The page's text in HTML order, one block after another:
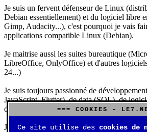
Je suis un fervent défenseur de Linux
Debian essentiellement) et du logiciel libre
Gimp, Audacity...), c'est pourquoi je vais
applications compatible Linux (Debian).
Je maitrise aussi les suites bureautique
LibreOffice, OnlyOffice) et d'autres
24...)
Je suis toujours passionné de
JavaScript, Flutter), de data (SQL), de
d'IA (principalement Claude et DeepSeek).
J'aime jouer, surtout aux jeux de sociétés
=== COOKIES -
Ce site utilise des cookies de